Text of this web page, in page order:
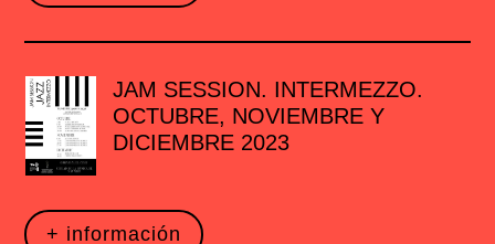
JAM SESSION. INTERMEZZO.
OCTUBRE, NOVIEMBRE Y
DICIEMBRE 2023
+ información